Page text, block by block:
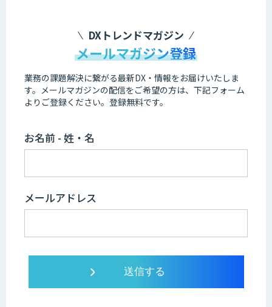
DXトレンドマガジン
メールマガジン登録
業務の課題解決に繋がる最新DX・情報をお届けいたしま
す。 メールマガジンの配信をご希望の方は、下記フォーム
よりご登録ください。登録無料です。
お名前 - 姓・名
メールアドレス